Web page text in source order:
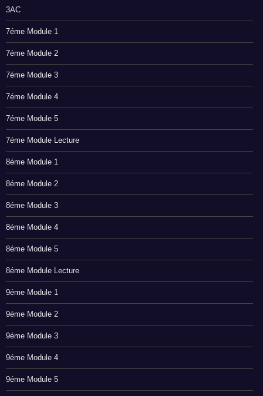
3AC
7éme Module 1
7éme Module 2
7éme Module 3
7éme Module 4
7éme Module 5
7éme Module Lecture
8éme Module 1
8éme Module 2
8éme Module 3
8éme Module 4
8éme Module 5
8éme Module Lecture
9éme Module 1
9éme Module 2
9éme Module 3
9éme Module 4
9éme Module 5